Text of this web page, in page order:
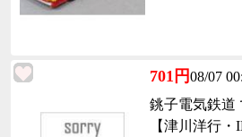
701円08/07
銚子電気鉄道
【津川洋行・